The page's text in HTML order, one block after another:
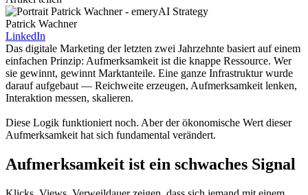
Patrick Wachner
LinkedIn
Das digitale Marketing der letzten zwei Jahrzehnte basiert auf einem
einfachen Prinzip: Aufmerksamkeit ist die knappe Ressource. Wer
sie gewinnt, gewinnt Marktanteile. Eine ganze Infrastruktur wurde
darauf aufgebaut — Reichweite erzeugen, Aufmerksamkeit lenken,
Interaktion messen, skalieren.
Diese Logik funktioniert noch. Aber der ökonomische Wert dieser
Aufmerksamkeit hat sich fundamental verändert.
Aufmerksamkeit ist ein schwaches Signal